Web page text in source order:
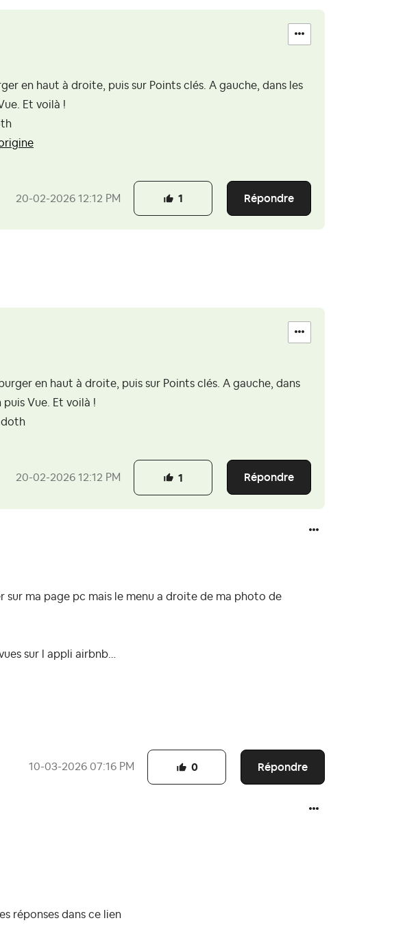
en haut à droite, puis sur Points clés. A gauche, dans les
Et voilà !
‎20-02-2026 12:12 PM Répondre
1
en haut à droite, puis sur Points clés. A gauche, dans
puis Vue. Et voilà !
‎20-02-2026 12:12 PM Répondre
1
sur ma page pc mais le menu a droite de ma photo de
sur l appli airbnb…
‎10-03-2026 07:16 PM Répondre
0
réponses dans ce lien